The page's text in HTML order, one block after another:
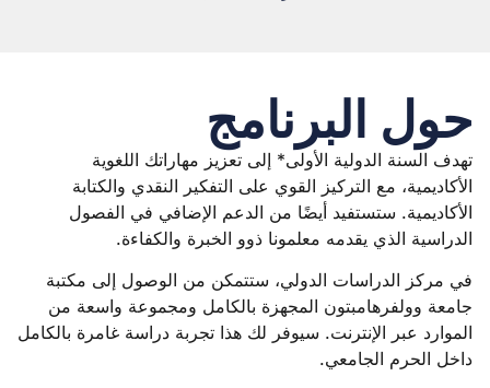
حول البرنامج
تهدف السنة الدولية الأولى* إلى تعزيز مهاراتك اللغوية
الأكاديمية، مع التركيز القوي على التفكير النقدي والكتابة
الأكاديمية. ستستفيد أيضًا من الدعم الإضافي في الفصول
الدراسية الذي يقدمه معلمونا ذوو الخبرة والكفاءة.
في مركز الدراسات الدولي، ستتمكن من الوصول إلى مكتبة
جامعة وولفرهامبتون المجهزة بالكامل ومجموعة واسعة من
الموارد عبر الإنترنت. سيوفر لك هذا تجربة دراسة غامرة بالكامل
داخل الحرم الجامعي.